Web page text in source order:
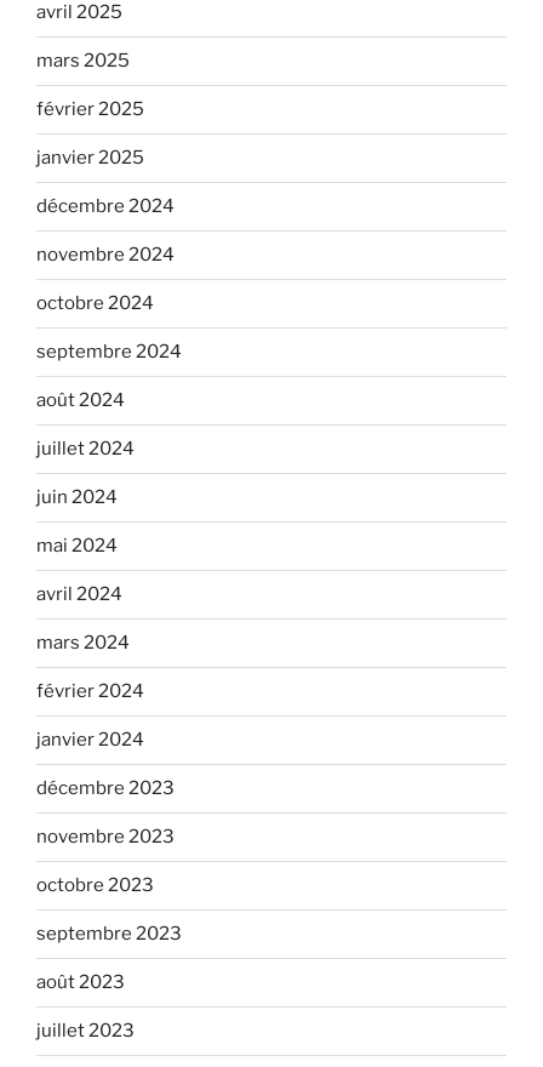
avril 2025
mars 2025
février 2025
janvier 2025
décembre 2024
novembre 2024
octobre 2024
septembre 2024
août 2024
juillet 2024
juin 2024
mai 2024
avril 2024
mars 2024
février 2024
janvier 2024
décembre 2023
novembre 2023
octobre 2023
septembre 2023
août 2023
juillet 2023